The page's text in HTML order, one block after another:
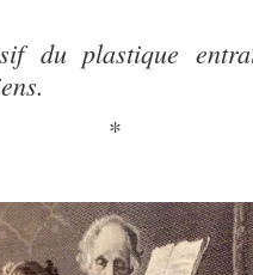
du plastique
*